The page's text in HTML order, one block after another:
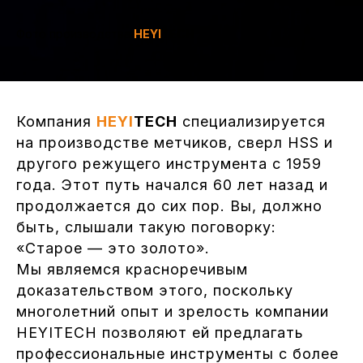
HEYI
Компания HEYITECH специализируется
на производстве метчиков, сверл HSS и
другого режущего инструмента с 1959
года. Этот путь начался 60 лет назад и
продолжается до сих пор. Вы, должно
быть, слышали такую поговорку:
«Старое — это золото».
Мы являемся красноречивым
доказательством этого, поскольку
многолетний опыт и зрелость компании
HEYITECH позволяют ей предлагать
профессиональные инструменты с более